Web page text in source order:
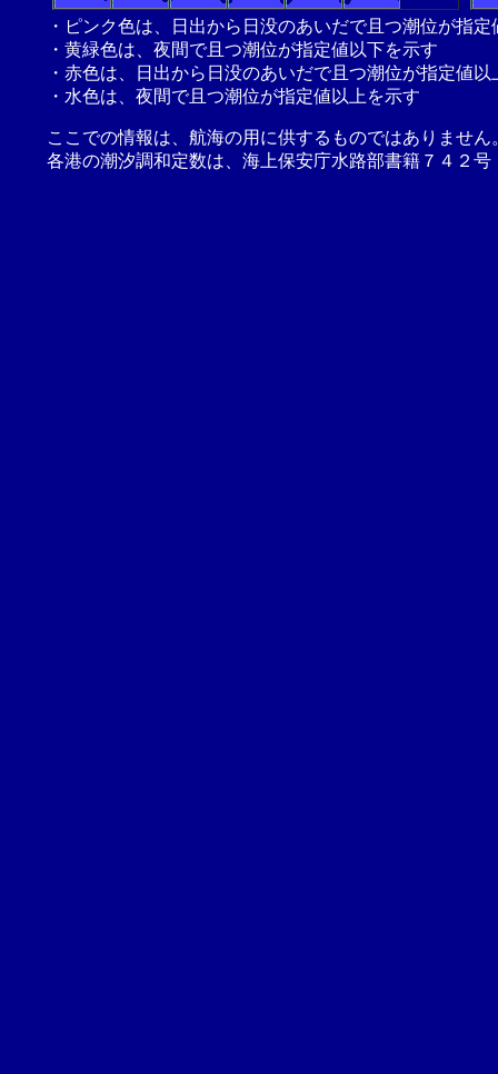
・ピンク色は、日出から日没のあいだで且つ潮位が指
・黄緑色は、夜間で且つ潮位が指定値以下を示す
・赤色は、日出から日没のあいだで且つ潮位が指定値以
・水色は、夜間で且つ潮位が指定値以上を示す
ここでの情報は、航海の用に供するものではありませ
各港の潮汐調和定数は、海上保安庁水路部書籍７４２